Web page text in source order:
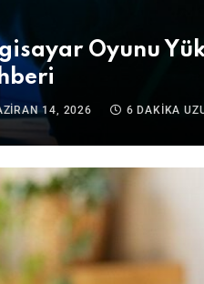
Oyunu
14, 2026 6 DAKIKA